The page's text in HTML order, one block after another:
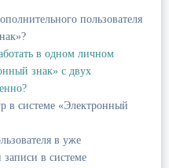
пользователя
в одном личном
знак» с двух
в системе «Электронный
в уже
в системе